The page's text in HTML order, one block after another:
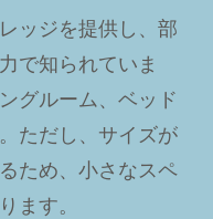
ッジを提供し、部
で知られていま
グルーム、ベッド
ただし、サイズが
ため、小さなスペ
ます。